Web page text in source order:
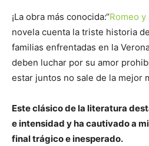
¡La obra más conocida:“Romeo
novela cuenta la triste historia
familias enfrentadas en la
deben luchar por su amor
estar juntos no sale de la mejor
Este clásico de la literatura
e intensidad y ha cautivado a
final trágico e inesperado.